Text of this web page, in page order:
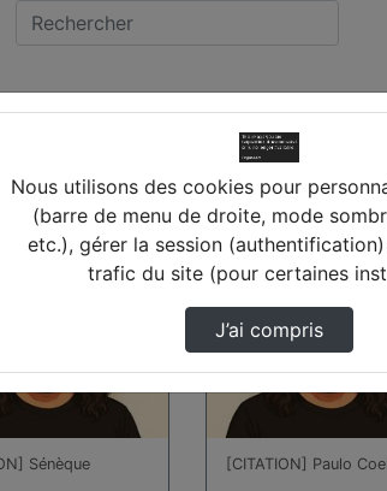
trouvées
Sénèque
00:00:08
[CITATION] Paulo
Nous utilisons des cookies pour
(barre de menu de droite, mode
etc.), gérer la session
trafic du site (pour certaines
J’ai compris